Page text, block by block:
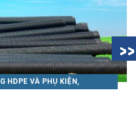
HDPE VÀ PHỤ KIỆN,